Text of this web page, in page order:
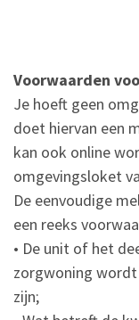
Voorwaarden
Je hoeft geen
doet hiervan een
kan ook online
omgevingsloket
De eenvoudige
een reeks
• De unit of het
zorgwoning
zijn;